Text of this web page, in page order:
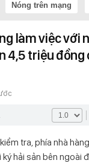
Nóng trên mạng
làm việc với
4,5 triệu đồng
tra, phía nhà
hải sản bên ngoài